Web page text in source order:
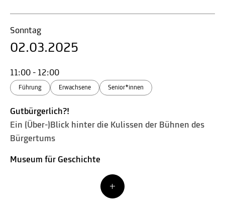
Sonntag
02.03.2025
11:00 - 12:00
Führung Erwachsene Senior*innen
Gutbürgerlich?!
Ein (Über-)Blick hinter die Kulissen der Bühnen des
Bürgertums
Museum für Geschichte